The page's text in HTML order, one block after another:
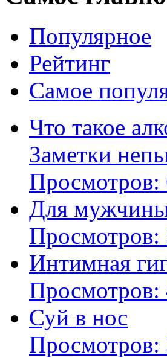
Популярное
Рейтинг
Самое
Что такое
Заметки
Просмотров:
Для мужчины
Просмотров:
Интимная
Просмотров:
Суй в нос
Просмотров: